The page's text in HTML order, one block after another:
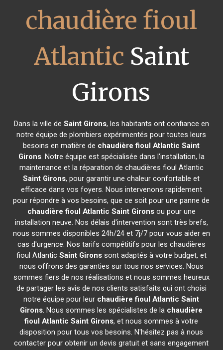
chaudière fioul
Atlantic Saint
Girons
Dans la ville de Saint Girons, les habitants ont confiance en
notre équipe de plombiers expérimentés pour toutes leurs
besoins en matière de chaudière fioul Atlantic Saint
Girons. Notre équipe est spécialisée dans l'installation, la
maintenance et la réparation de chaudières fioul Atlantic
Saint Girons, pour garantir une chaleur confortable et
efficace dans vos foyers. Nous intervenons rapidement
pour répondre à vos besoins, que ce soit pour une panne de
chaudière fioul Atlantic Saint Gironsou pour une
installation neuve. Nos délais d'intervention sont très brefs,
nous sommes disponibles 24h/24 et 7j/7 pour vous aider en
cas d'urgence. Nos tarifs compétitifs pour les chaudières
fioul Atlantic Saint Gironssont adaptés à votre budget, et
nous offrons des garanties sur tous nos services. Nous
sommes fiers de nos réalisations et nous sommes heureux
de partager les avis de nos clients satisfaits qui ont choisi
notre équipe pour leur chaudière fioul Atlantic Saint
Girons. Nous sommes les spécialistes de la chaudière
fioul Atlantic Saint Girons, et nous sommes à votre
disposition pour tous vos besoins. N'hésitez pas à nous
contacter pour obtenir un devis gratuit et sans engagement